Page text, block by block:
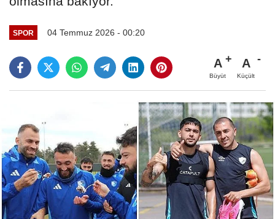
SPOR 04 Temmuz 2026 - 00:20
A
Büyüt
A
Küçült